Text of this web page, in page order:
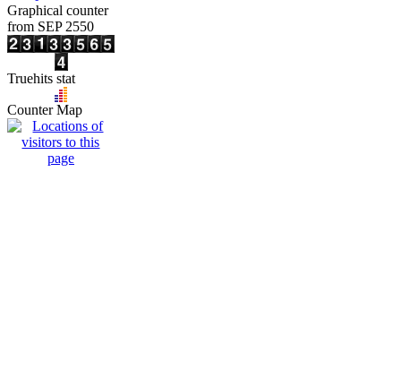
Graphical counter
from SEP 2550
Truehits stat
Counter Map